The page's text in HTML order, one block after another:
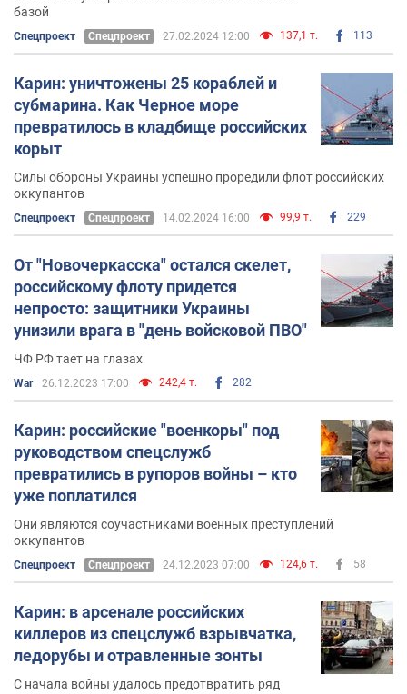
базой
Спецпроект Спецпроект 27.02.2024 12:00 137,1 т. 113
Карин: уничтожены 25 кораблей и
субмарина. Как Черное море
превратилось в кладбище российских
корыт
Силы обороны Украины успешно проредили флот российских
оккупантов
Спецпроект Спецпроект 14.02.2024 16:00 99,9 т. 229
От "Новочеркасска" остался скелет,
российскому флоту придется
непросто: защитники Украины
унизили врага в "день войсковой ПВО"
ЧФ РФ тает на глазах
War 26.12.2023 17:00 242,4 т. 282
Карин: российские "военкоры" под
руководством спецслужб
превратились в рупоров войны – кто
уже поплатился
Они являются соучастниками военных преступлений
оккупантов
Спецпроект Спецпроект 24.12.2023 07:00 124,6 т. 58
Карин: в арсенале российских
киллеров из спецслужб взрывчатка,
ледорубы и отравленные зонты
С начала войны удалось предотвратить ряд